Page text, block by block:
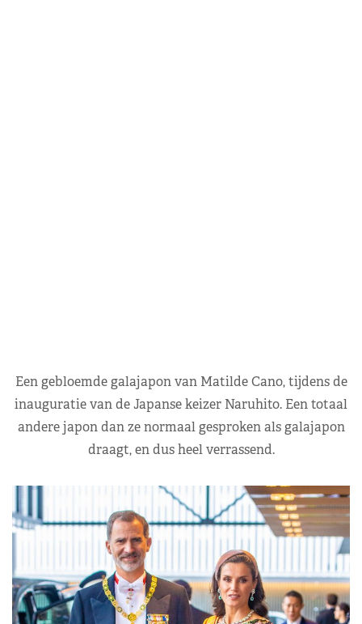
Een gebloemde galajapon van Matilde Cano, tijdens de
inauguratie van de Japanse keizer Naruhito. Een totaal
andere japon dan ze normaal gesproken als galajapon
draagt, en dus heel verrassend.